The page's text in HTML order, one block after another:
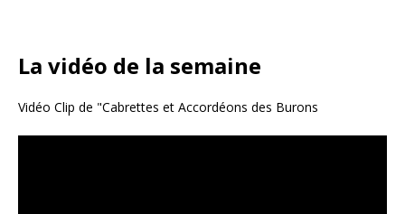
La vidéo de la semaine
Vidéo Clip de "Cabrettes et Accordéons des Burons